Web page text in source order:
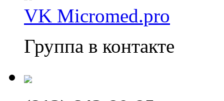
VK Micromed.pro
Группа в контакте